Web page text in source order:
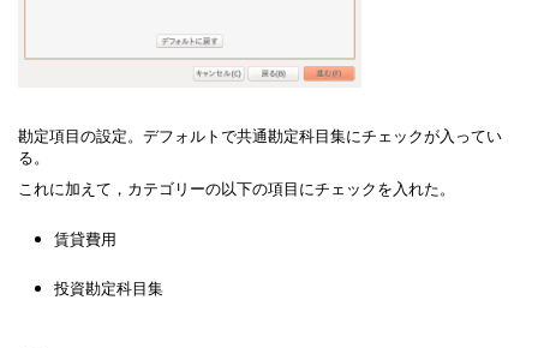
勘定項目の設定。デフォルトで共通勘定科目集にチェックが入ってい
る。
これに加えて，カテゴリーの以下の項目にチェックを入れた。
賃貸費用
投資勘定科目集